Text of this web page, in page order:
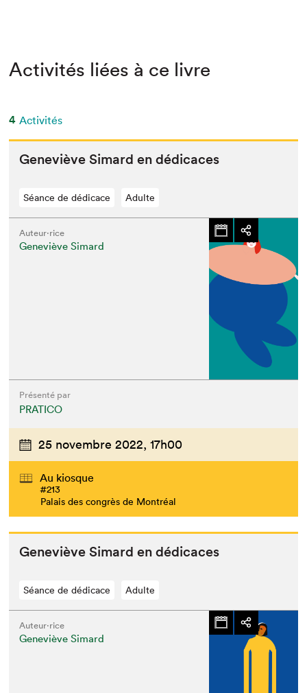
Activités liées à ce livre
4 Activités
Geneviève Simard en dédicaces
Séance de dédicace Adulte
Auteur·rice
Geneviève Simard
Présenté par
PRATICO
25 novembre 2022, 17h00
Au kiosque
#213
Palais des congrès de Montréal
Geneviève Simard en dédicaces
Séance de dédicace Adulte
Auteur·rice
Geneviève Simard